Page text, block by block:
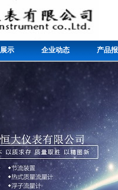
示 企业动态 产品